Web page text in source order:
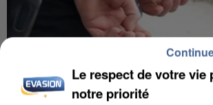
5 août 2026
L’un des fondateurs supposés de
Le respect de votre vie
notre priorité